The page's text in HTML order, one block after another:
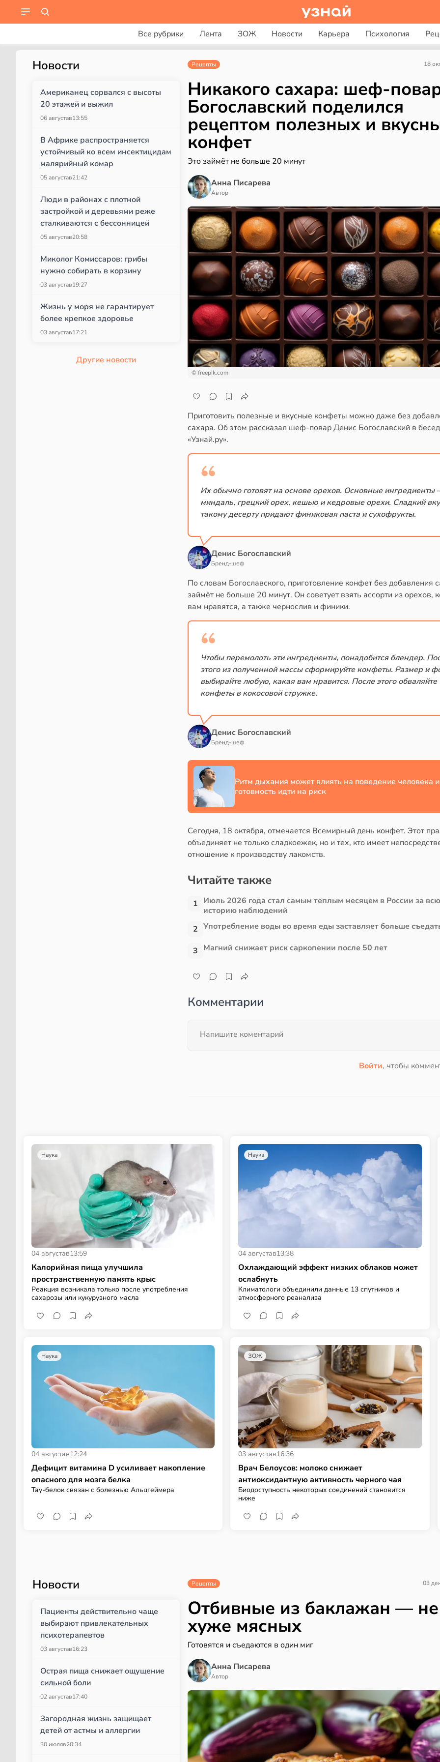
Все рубрики Лента ЗОЖ Новости Карьера Психология
Новости
Американец сорвался с высоты
20 этажей и выжил
06 августав13:55
В Африке распространяется
устойчивый ко всем инсектицидам
малярийный комар
05 августав21:42
Люди в районах с плотной
застройкой и деревьями реже
сталкиваются с бессонницей
05 августав20:58
Миколог Комиссаров: грибы
нужно собирать в корзину
03 августав19:27
Жизнь у моря не гарантирует
более крепкое здоровье
03 августав17:21
Другие новости
Рецепты 18
Никакого сахара: шеф-
Богославский поделился
рецептом полезных и
конфет
Это займёт не больше 20 минут
Анна Писарева
Автор
© freepik.com
Приготовить полезные и вкусные конфеты можно даже без
сахара. Об этом рассказал шеф-повар Денис Богославский в
«Узнай.ру».
Их обычно готовят на основе орехов. Основные ингредиенты
миндаль, грецкий орех, кешью и кедровые орехи. Сладкий
такому десерту придают финиковая паста и сухофрукты.
Денис Богославский
Бренд-шеф
По словам Богославского, приготовление конфет без добавления
займёт не больше 20 минут. Он советует взять ассорти из орехов,
вам нравятся, а также чернослив и финики.
Чтобы перемолоть эти ингредиенты, понадобится блендер.
этого из полученной массы сформируйте конфеты. Размер и
выбирайте любую, какая вам нравится. После этого обваляйте
конфеты в кокосовой стружке.
Денис Богославский
Бренд-шеф
Ритм дыхания может влиять на поведение человека
готовность идти на риск
Сегодня, 18 октября, отмечается Всемирный день конфет. Этот
объединяет не только сладкоежек, но и тех, кто имеет
отношение к производству лакомств.
Читайте также
1 Июль 2026 года стал самым теплым месяцем в России за всю
историю наблюдений
2 Употребление воды во время еды заставляет больше
3 Магний снижает риск саркопении после 50 лет
Комментарии
Войти, чтобы
Наука
04 августав13:59
Калорийная пища улучшила
пространственную память крыс
Реакция возникала только после употребления
сахарозы или кукурузного масла
Наука
04 августав13:38
Охлаждающий эффект низких облаков может
ослабнуть
Климатологи объединили данные 13 спутников и
атмосферного реанализа
Наука
04 августав12:24
Дефицит витамина D усиливает накопление
опасного для мозга белка
Тау-белок связан с болезнью Альцгеймера
ЗОЖ
03 августав16:36
Врач Белоусов: молоко снижает
антиоксидантную активность черного чая
Биодоступность некоторых соединений становится
ниже
Новости
Пациенты действительно чаще
выбирают привлекательных
психотерапевтов
03 августав16:23
Острая пища снижает ощущение
сильной боли
02 августав17:40
Загородная жизнь защищает
детей от астмы и аллергии
30 июляв20:34
Рецепты 03
Отбивные из баклажан — не
хуже мясных
Готовятся и съедаются в один миг
Анна Писарева
Автор